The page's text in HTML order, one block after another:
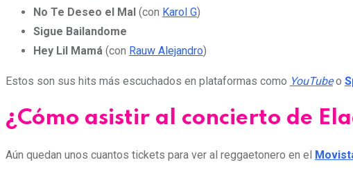
No Te Deseo el Mal (con Karol G)
Sigue Bailandome
Hey Lil Mamá (con Rauw Alejandro)
Estos son sus hits más escuchados en plataformas como YouTube o
¿Cómo asistir al concierto de
Aún quedan unos cuantos tickets para ver al reggaetonero en el